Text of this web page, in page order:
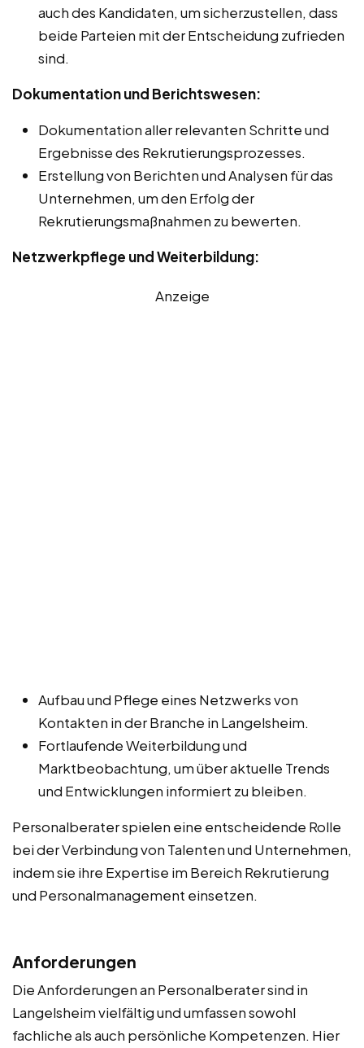
auch des Kandidaten, um sicherzustellen, dass
beide Parteien mit der Entscheidung zufrieden
sind.
Dokumentation und Berichtswesen:
Dokumentation aller relevanten Schritte und
Ergebnisse des Rekrutierungsprozesses.
Erstellung von Berichten und Analysen für das
Unternehmen, um den Erfolg der
Rekrutierungsmaßnahmen zu bewerten.
Netzwerkpflege und Weiterbildung:
Anzeige
Aufbau und Pflege eines Netzwerks von
Kontakten in der Branche in Langelsheim.
Fortlaufende Weiterbildung und
Marktbeobachtung, um über aktuelle Trends
und Entwicklungen informiert zu bleiben.
Personalberater spielen eine entscheidende Rolle
bei der Verbindung von Talenten und Unternehmen,
indem sie ihre Expertise im Bereich Rekrutierung
und Personalmanagement einsetzen.
Anforderungen
Die Anforderungen an Personalberater sind in
Langelsheim vielfältig und umfassen sowohl
fachliche als auch persönliche Kompetenzen. Hier